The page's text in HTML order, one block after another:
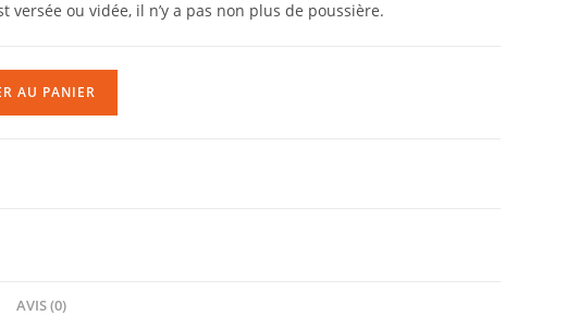
versée ou vidée, il n’y a pas non plus de poussière.
AU PANIER
AVIS (0)